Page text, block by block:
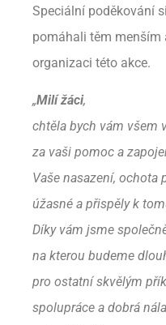
Speciální poděkování
pomáhali těm menším
organizaci této akce.
„Milí žáci,
chtěla bych vám všem
za vaši pomoc a
Vaše nasazení, ochota
úžasné a přispěly k
Díky vám jsme
na kterou budeme
pro ostatní skvělým
spolupráce a dobrá